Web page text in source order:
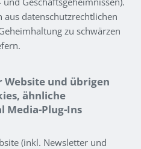
datenschutzrechtlichen
zu schwärzen
Website und übrigen
ähnliche
Media-Plug-Ins
(inkl. Newsletter und